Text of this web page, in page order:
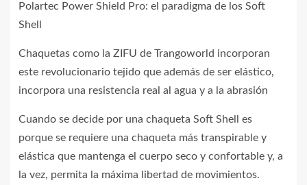
Polartec Power Shield Pro: el paradigma de los Soft
Shell
Chaquetas como la ZIFU de Trangoworld incorporan
este revolucionario tejido que además de ser elástico,
incorpora una resistencia real al agua y a la abrasión
Cuando se decide por una chaqueta Soft Shell es
porque se requiere una chaqueta más transpirable y
elástica que mantenga el cuerpo seco y confortable y, a
la vez, permita la máxima libertad de movimientos.